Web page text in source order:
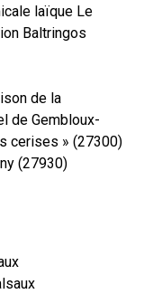
laïque Le
Baltringos
de la
de Gembloux-
cerises » (27300)
(27930)